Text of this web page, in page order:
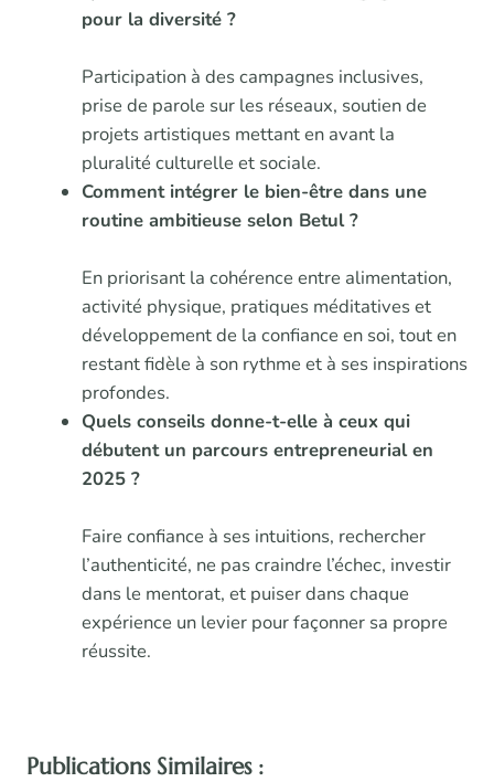
pour la diversité ?
Participation à des campagnes inclusives,
prise de parole sur les réseaux, soutien de
projets artistiques mettant en avant la
pluralité culturelle et sociale.
Comment intégrer le bien-être dans une
routine ambitieuse selon Betul ?
En priorisant la cohérence entre alimentation,
activité physique, pratiques méditatives et
développement de la confiance en soi, tout en
restant fidèle à son rythme et à ses inspirations
profondes.
Quels conseils donne-t-elle à ceux qui
débutent un parcours entrepreneurial en
2025 ?
Faire confiance à ses intuitions, rechercher
l’authenticité, ne pas craindre l’échec, investir
dans le mentorat, et puiser dans chaque
expérience un levier pour façonner sa propre
réussite.
Publications Similaires :